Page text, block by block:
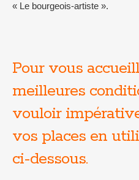
« Le bourgeois-artiste ».
Pour vous
meilleures
vouloir
vos places en
ci-dessous.